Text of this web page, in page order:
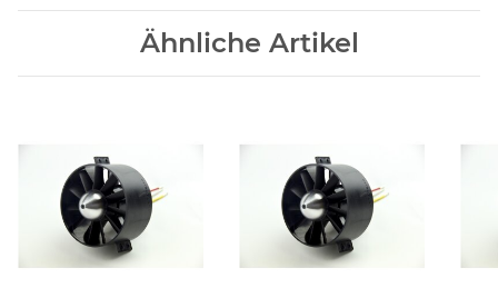
Ähnliche Artikel